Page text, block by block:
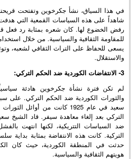
في هذا السياق، نشأ جكرخوين وتفتحت
شاهداً على هذه السياسات القمعية التي هدفت
رفض الخضوع لها. كان شعره بمثابة رد فعل
للمقاومة الثقافية والسياسية. من خلال
يسعى للحفاظ على التراث الثقافي لشعبه،
والاستقلال.
3- الانتفاضات الكوردية ضد الحكم التركي:
لم تكن فترة نشأة جكرخوين هادئة
والثورات الكوردية ضد الحكم التركي. على
سعيد في عام 1925 كانت من
التركي بعد إلغاء معاهدة سيفر. قاد الشيخ
ضد السياسات التتريكية، لكنها انتهت
التركية. كانت هذه الانتفاضة بمثابة بداية
حدثت في المنطقة الكوردية، حيث كان
هويتهم الثقافية والسياسية.